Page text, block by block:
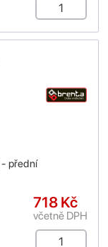
přední
718 Kč
včetně DPH